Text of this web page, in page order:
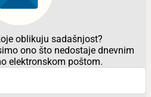
oblikuju sadašnjost?
ono što nedostaje dnevnim
elektronskom poštom.